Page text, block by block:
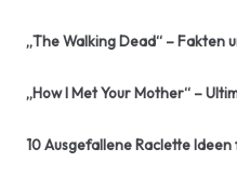
„The Walking Dead“ – Fakten
„How I Met Your Mother“ –
10 Ausgefallene Raclette